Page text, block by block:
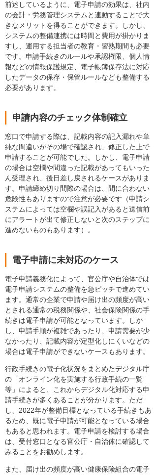
前述しているように、電子申請の効果は、社内
の会計・労務管理システムと連動することで大
きなメリットを得ることができます。しかし、
システムの整備連携には時間と費用が掛かりま
すし、運用する担当者の教育・習熟期間も必要
です。申請手続きのルールや承認権限、個人情
報などの情報保護規定、電子帳簿保存法に対応
したデータの保存・保管ルールなども整備する
必要があります。
申請内容のチェック体制確立
窓口で申請する際は、記載内容の記入漏れや単
純な間違いがその場で確認され、修正した上で
申請することが可能でした。しかし、電子申請
の場合は空欄や間違った記載があってもいった
ん受理され、後日差し戻されるケースがありま
す。申請締め切り間際の場合は、間に合わない
危険性もありますので注意が必要です（申請シ
ステムによっては空欄や誤記入があると送信前
にアラートが出て修正しないと次のステップに
進めないものもあります）。
電子申請に未対応のケース
電子申請義務化によって、官公庁や自治体では
電子申請システムの整備を急ピッチで進めてい
ます。通常の企業で申請や届け出の頻度が高い
とされる通常の税務関係や、社会保険関係の手
続きは電子申請が可能となっています。しか
し、申請手順が複雑であったり、申請需要が少
なかったり、記載内容が定型化しにくいなどの
場合は電子申請ができないケースもあります。
行政手続きの電子化状況をまとめたデジタル庁
の「オンライン化を実施する行政手続の一覧
等」によると、これからデジタル化対応する申
請手続きが多くあることが分かります。ただ
し、2022年が整備目標となっている手続きもあ
るため、既に電子申請が可能となっている場合
もあると思われます。電子申請を検討する場合
は、受付窓口となる官公庁・自治体に確認して
みることをお勧めします。
また、届け出の頻度が高い健康保険組合の電子